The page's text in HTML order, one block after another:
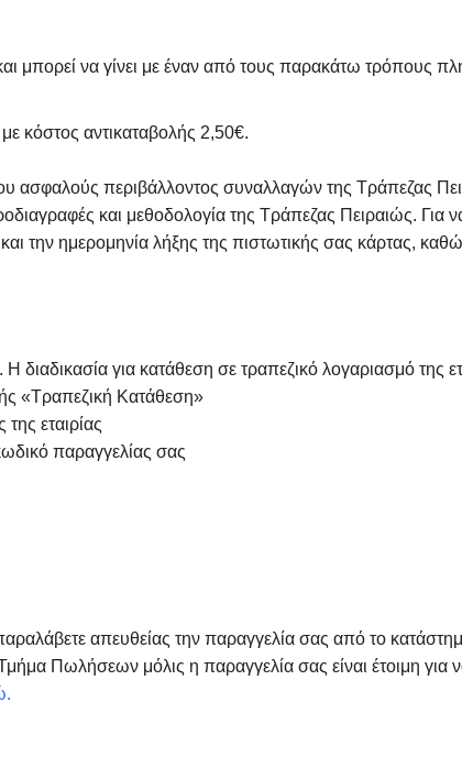
μπορεί να γίνει με έναν από τους παρακάτω τρόπους
κόστος αντικαταβολής 2,50€.
ασφαλούς περιβάλλοντος συναλλαγών της Τράπεζας
και μεθοδολογία της Τράπεζας Πειραιώς.
την ημερομηνία λήξης της πιστωτικής σας κάρτας,
για κατάθεση σε τραπεζικό λογαριασμό της
«Τραπεζική Κατάθεση»
εταιρίας
παραγγελίας σας
απευθείας την παραγγελία σας από το
Πωλήσεων μόλις η παραγγελία σας είναι έτοιμη για
.